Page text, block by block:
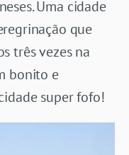
Uma cidade
que
três vezes na
bonito e
super fofo!